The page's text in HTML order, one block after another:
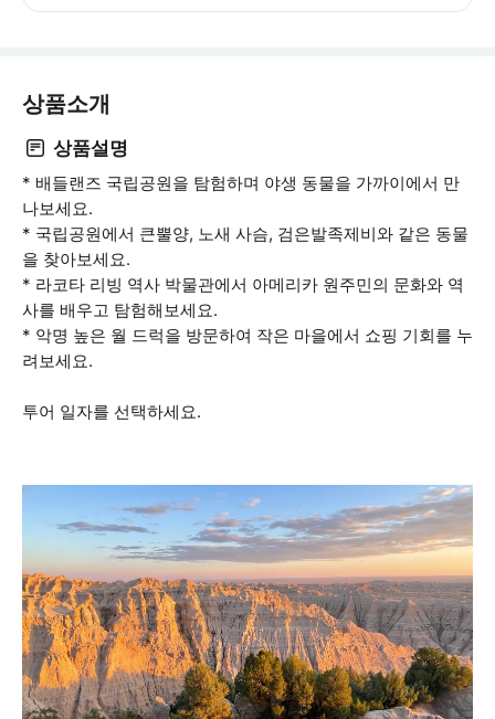
상품소개
상품설명
* 배들랜즈 국립공원을 탐험하며 야생 동물을 가까이에서 만
나보세요.
* 국립공원에서 큰뿔양, 노새 사슴, 검은발족제비와 같은 동물
을 찾아보세요.
* 라코타 리빙 역사 박물관에서 아메리카 원주민의 문화와 역
사를 배우고 탐험해보세요.
* 악명 높은 월 드럭을 방문하여 작은 마을에서 쇼핑 기회를 누
려보세요.
투어 일자를 선택하세요.